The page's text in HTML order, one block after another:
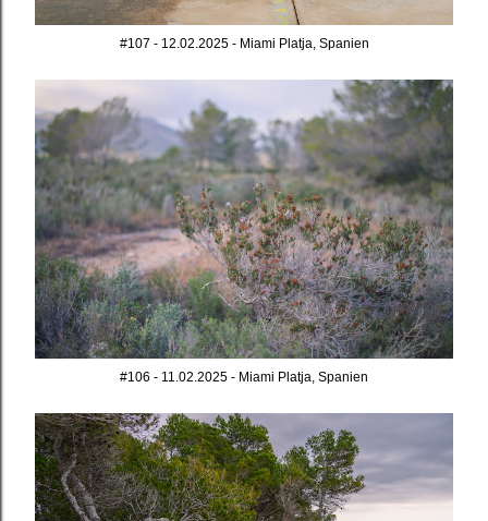
#107 - 12.02.2025 - Miami Platja, Spanien
#106 - 11.02.2025 - Miami Platja, Spanien